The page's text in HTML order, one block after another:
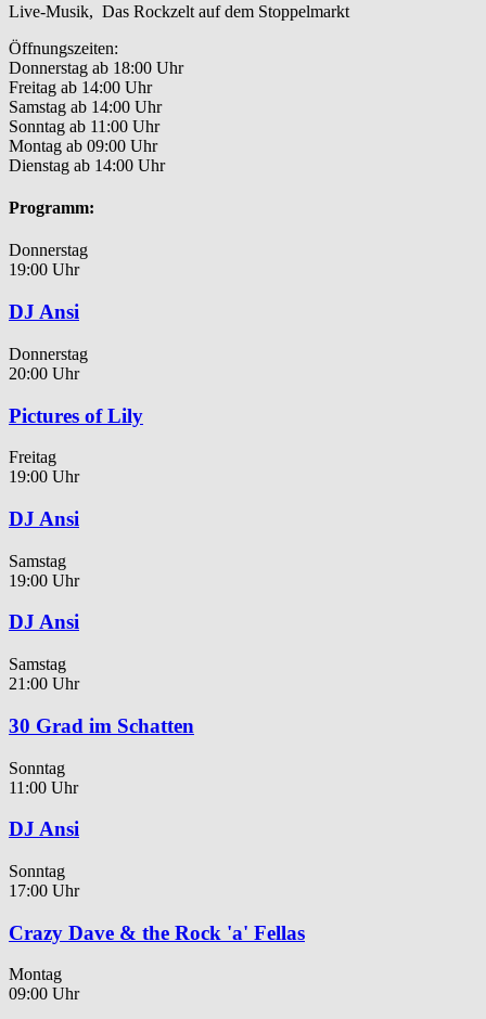
Live-Musik, Das Rockzelt auf dem Stoppelmarkt
Öffnungszeiten:
Donnerstag ab 18:00 Uhr
Freitag ab 14:00 Uhr
Samstag ab 14:00 Uhr
Sonntag ab 11:00 Uhr
Montag ab 09:00 Uhr
Dienstag ab 14:00 Uhr
Programm:
Donnerstag
19:00 Uhr
DJ Ansi
Donnerstag
20:00 Uhr
Pictures of Lily
Freitag
19:00 Uhr
DJ Ansi
Samstag
19:00 Uhr
DJ Ansi
Samstag
21:00 Uhr
30 Grad im Schatten
Sonntag
11:00 Uhr
DJ Ansi
Sonntag
17:00 Uhr
Crazy Dave & the Rock 'a' Fellas
Montag
09:00 Uhr